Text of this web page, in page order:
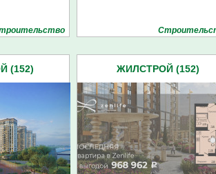
(152) ЖИЛСТРОЙ (152)